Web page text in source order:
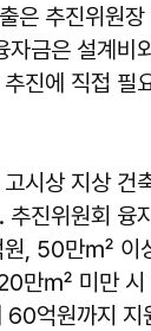
은 추진위원
금은 설계비
진에 직접 필
시상 지상 건
추진위원회 융
, 50만㎡ 이
만㎡ 미만 시
억원까지 지